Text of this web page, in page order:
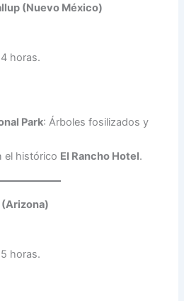
(Nuevo México)
horas.
Park: Árboles fosilizados y
el histórico El Rancho Hotel.
(Arizona)
horas.